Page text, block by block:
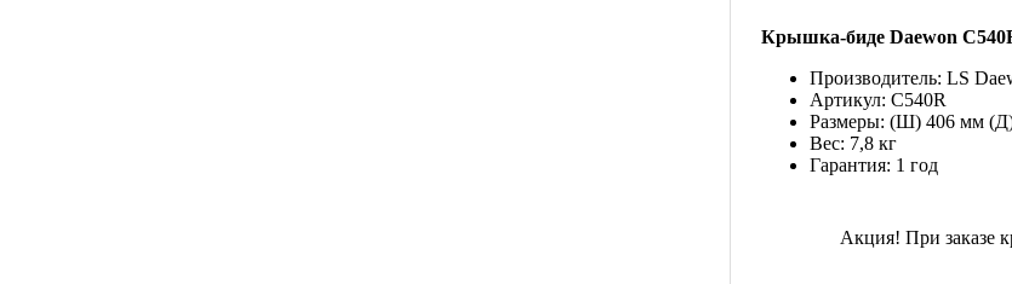
Крышка-биде Daewon
Производитель: LS
Артикул: C540R
Размеры: (Ш) 406 мм
Вес: 7,8 кг
Гарантия: 1 год
Акция! При заказе